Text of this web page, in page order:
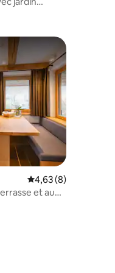
Évaluation moyenne
4,63 (8)
et au